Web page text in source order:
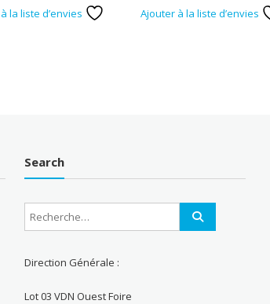
la liste d’envies Ajouter à la liste d’envies
Search
Direction Générale :
Lot 03 VDN Ouest Foire